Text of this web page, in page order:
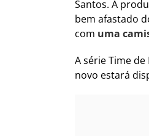
Santos. A
bem afastado
com uma
A série Time
novo estará